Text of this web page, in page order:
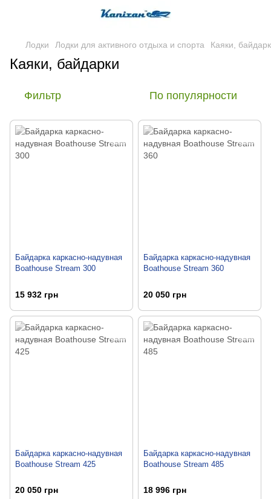
Лодки Лодки для активного отдыха и спорта Каяки,
Каяки, байдарки
Фильтр По популярности
Байдарка каркасно-надувная
Boathouse Stream 300
15 932 грн
Байдарка каркасно-надувная
Boathouse Stream 360
20 050 грн
Байдарка каркасно-надувная
Boathouse Stream 425
20 050 грн
Байдарка каркасно-надувная
Boathouse Stream 485
18 996 грн